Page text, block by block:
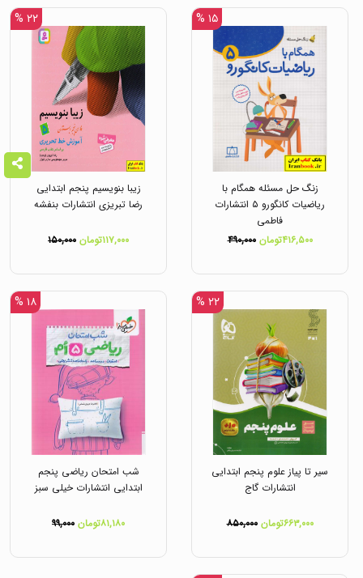
۱۵ %
زنگ حل مسئله همگام با
ریاضیات کانگورو ۵ انتشارات
فاطمی
۴۱۶,۵۰۰تومان
۴۹۰,۰۰۰
۲۲ %
زیبا بنویسیم پنجم ابتدایی
رضا تبریزی انتشارات بنفشه
۱۱۷,۰۰۰تومان ۱۵۰,۰۰۰
۲۲ %
سیر تا پیاز علوم پنجم ابتدایی
انتشارات گاج
۶۶۳,۰۰۰تومان ۸۵۰,۰۰۰
۱۸ %
شب امتحان ریاضی پنجم
ابتدایی انتشارات خیلی سبز
۸۱,۱۸۰تومان ۹۹,۰۰۰